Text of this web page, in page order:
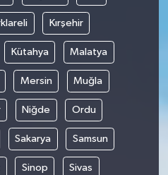
Kırşehir
Kütahya Malatya
Mersin Muğla
Niğde Ordu
Sakarya Samsun
Sinop Sivas